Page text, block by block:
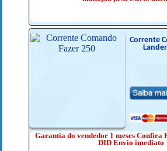
Corrente
Garantia do vendedor 1 meses Confira
DID Envio imediato